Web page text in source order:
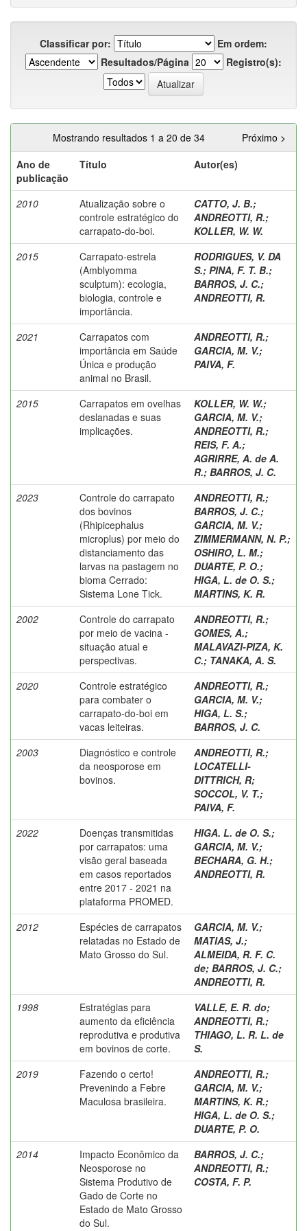
Classificar por:
Em ordem:
Resultados/Página
Registro(s):
Mostrando resultados 1 a 20 de 34
Próximo >
Ano de
publicação
Título Autor(es)
2010
Atualização sobre o
controle estratégico do
carrapato-do-boi.
CATTO, J. B.;
ANDREOTTI, R.;
KOLLER, W. W.
2015
Carrapato-estrela
(Amblyomma
sculptum): ecologia,
biologia, controle e
importância.
RODRIGUES, V. DA
S.; PINA, F. T. B.;
BARROS, J. C.;
ANDREOTTI, R.
2021
Carrapatos com
importância em Saúde
Única e produção
animal no Brasil.
ANDREOTTI, R.;
GARCIA, M. V.;
PAIVA, F.
2015
Carrapatos em ovelhas
deslanadas e suas
implicações.
KOLLER, W. W.;
GARCIA, M. V.;
ANDREOTTI, R.;
REIS, F. A.;
AGRIRRE, A. de A.
R.; BARROS, J. C.
2023
Controle do carrapato
dos bovinos
(Rhipicephalus
microplus) por meio do
distanciamento das
larvas na pastagem no
bioma Cerrado:
Sistema Lone Tick.
ANDREOTTI, R.;
BARROS, J. C.;
GARCIA, M. V.;
ZIMMERMANN, N. P.;
OSHIRO, L. M.;
DUARTE, P. O.;
HIGA, L. de O. S.;
MARTINS, K. R.
2002
Controle do carrapato
por meio de vacina -
situação atual e
perspectivas.
ANDREOTTI, R.;
GOMES, A.;
MALAVAZI-PIZA, K.
C.; TANAKA, A. S.
2020
Controle estratégico
para combater o
carrapato-do-boi em
vacas leiteiras.
ANDREOTTI, R.;
GARCIA, M. V.;
HIGA, L. S.;
BARROS, J. C.
2003
Diagnóstico e controle
da neosporose em
bovinos.
ANDREOTTI, R.;
LOCATELLI-
DITTRICH, R;
SOCCOL, V. T.;
PAIVA, F.
2022
Doenças transmitidas
por carrapatos: uma
visão geral baseada
em casos reportados
entre 2017 - 2021 na
plataforma PROMED.
HIGA. L. de O. S.;
GARCIA, M. V.;
BECHARA, G. H.;
ANDREOTTI, R.
2012
Espécies de carrapatos
relatadas no Estado de
Mato Grosso do Sul.
GARCIA, M. V.;
MATIAS, J.;
ALMEIDA, R. F. C.
de; BARROS, J. C.;
ANDREOTTI, R.
1998
Estratégias para
aumento da eficiência
reprodutiva e produtiva
em bovinos de corte.
VALLE, E. R. do;
ANDREOTTI, R.;
THIAGO, L. R. L. de
S.
2019
Fazendo o certo!
Prevenindo a Febre
Maculosa brasileira.
ANDREOTTI, R.;
GARCIA, M. V.;
MARTINS, K. R.;
HIGA, L. de O. S.;
DUARTE, P. O.
2014
Impacto Econômico da
Neosporose no
Sistema Produtivo de
Gado de Corte no
Estado de Mato Grosso
do Sul.
BARROS, J. C.;
ANDREOTTI, R.;
COSTA, F. P.